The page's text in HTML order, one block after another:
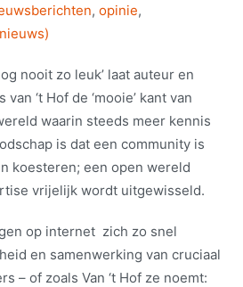
, opinie,
nooit zo leuk’ laat auteur en
‘t Hof de ‘mooie’ kant van
waarin steeds meer kennis
is dat een community is
koesteren; een open wereld
vrijelijk wordt uitgewisseld.
op internet zich zo snel
en samenwerking van cruciaal
– of zoals Van ‘t Hof ze noemt: